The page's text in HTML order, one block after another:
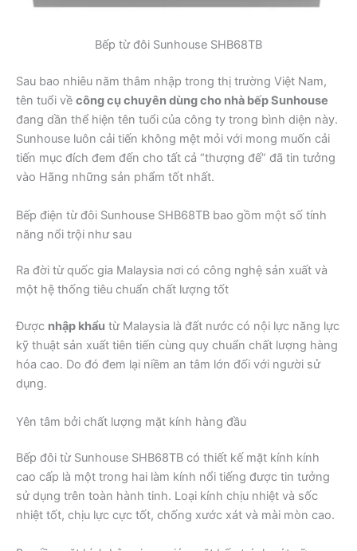
Bếp từ đôi Sunhouse SHB68TB
Sau bao nhiêu năm thâm nhập trong thị trường Việt Nam,
tên tuổi về công cụ chuyên dùng cho nhà bếp Sunhouse
đang dần thể hiện tên tuổi của công ty trong bình diện này.
Sunhouse luôn cải tiến không mệt mỏi với mong muốn cải
tiến mục đích đem đến cho tất cả “thượng đế” đã tin tưởng
vào Hãng những sản phẩm tốt nhất.
Bếp điện từ đôi Sunhouse SHB68TB bao gồm một số tính
năng nổi trội như sau
Ra đời từ quốc gia Malaysia nơi có công nghệ sản xuất và
một hệ thống tiêu chuẩn chất lượng tốt
Được nhập khẩu từ Malaysia là đất nước có nội lực năng lực
kỹ thuật sản xuất tiên tiến cùng quy chuẩn chất lượng hàng
hóa cao. Do đó đem lại niềm an tâm lớn đối với người sử
dụng.
Yên tâm bởi chất lượng mặt kính hàng đầu
Bếp đôi từ Sunhouse SHB68TB có thiết kế mặt kính kính
cao cấp là một trong hai làm kính nổi tiếng được tin tưởng
sử dụng trên toàn hành tinh. Loại kính chịu nhiệt và sốc
nhiệt tốt, chịu lực cực tốt, chống xước xát và mài mòn cao.